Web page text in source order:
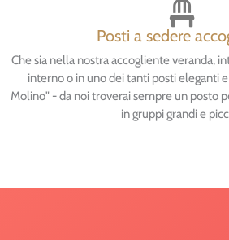
Posti a sedere
Che sia nella nostra accogliente veranda,
interno o in uno dei tanti posti eleganti
Molino" - da noi troverai sempre un posto
in gruppi grandi e